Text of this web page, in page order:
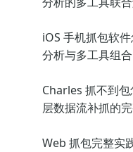
iOS 手机抓包软
分析与多工具组
Charles 抓不到
层数据流补抓的
Web 抓包完整实